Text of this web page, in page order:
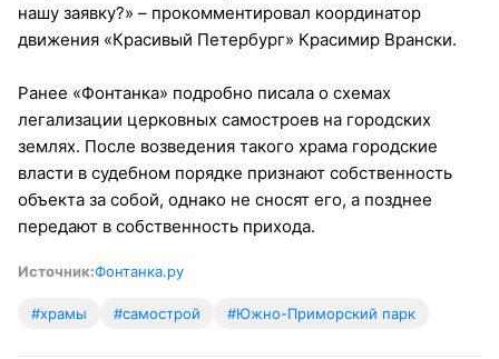
нашу заявку?» – прокомментировал координатор
движения «Красивый Петербург» Красимир Врански.
Ранее «Фонтанка» подробно писала о схемах
легализации церковных самостроев на городских
землях. После возведения такого храма городские
власти в судебном порядке признают собственность
объекта за собой, однако не сносят его, а позднее
передают в собственность прихода.
Источник:Фонтанка.ру
#храмы #самострой #Южно-Приморский парк